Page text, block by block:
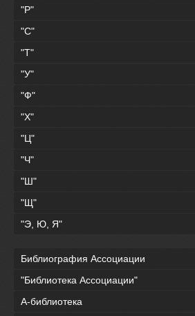
"Р"
"С"
"Т"
"У"
"Ф"
"Х"
"Ц"
"Ч"
"Ш"
"Щ"
"Э, Ю, Я"
Библиография Ассоциации
"Библиотека Ассоциации"
А-библиотека